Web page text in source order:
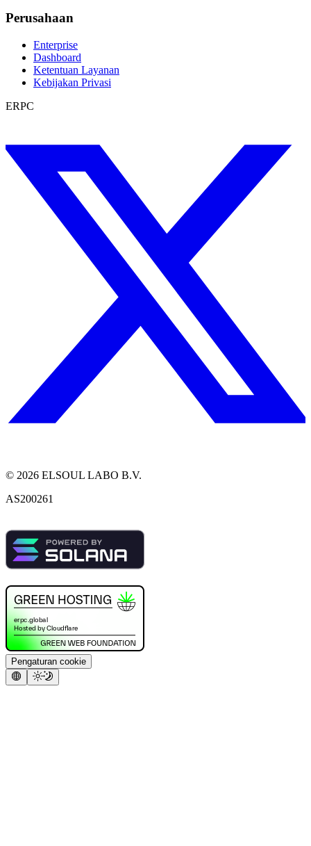
Perusahaan
Enterprise
Dashboard
Ketentuan Layanan
Kebijakan Privasi
ERPC
© 2026 ELSOUL LABO B.V.
AS200261
Pengaturan cookie